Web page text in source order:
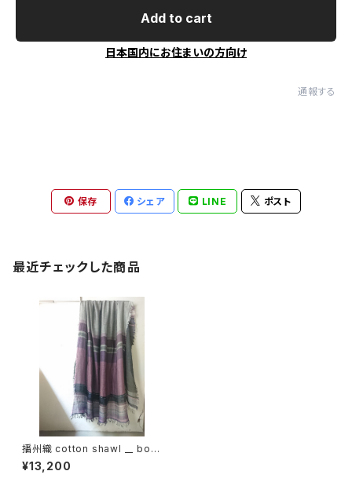
Add to cart
日本国内にお住まいの方向け
通報する
保存 シェア LINE ポスト
最近チェックした商品
播州織 cotton shawl __ bord
er 220-120 紫電GK
¥13,200